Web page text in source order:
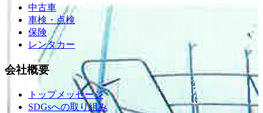
中古車
車検・点検
保険
レンタカー
会社概要
トップメッセージ
SDGsへの取り組み